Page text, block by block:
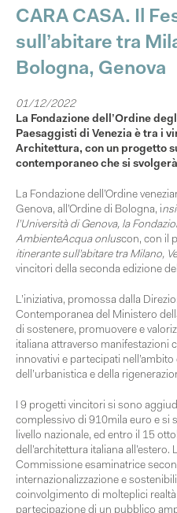
CARA CASA. Il
sull’abitare tra
Bologna, Genova
01/12/2022
La Fondazione dell’Ordine
Paesaggisti di Venezia è tra i
Architettura, con un progetto
contemporaneo che si
La Fondazione dell’Ordine
Genova, all’Ordine di Bologna, i
l’Università di Genova, la
AmbienteAcqua onluscon, con il
itinerante sull’abitare tra Milano,
vincitori della seconda edizione del
L’iniziativa, promossa dalla
Contemporanea del Ministero
di sostenere, promuovere e
italiana attraverso manifestazioni
innovativi e partecipati
dell’urbanistica e della
I 9 progetti vincitori si sono
complessivo di 910mila euro e si
livello nazionale, ed entro il 15
dell’architettura italiana
Commissione esaminatrice
internazionalizzazione e
coinvolgimento di molteplici realtà
partecipazione di un pubblico